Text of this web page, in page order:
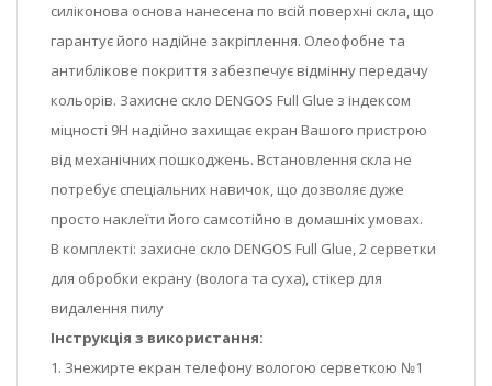
силіконова основа нанесена по всій поверхні скла, що
гарантує його надійне закріплення. Олеофобне та
антиблікове покриття забезпечує відмінну передачу
кольорів. Захисне скло DENGOS Full Glue з індексом
міцності 9Н надійно захищає екран Вашого пристрою
від механічних пошкоджень. Встановлення скла не
потребує спеціальних навичок, що дозволяє дуже
просто наклеїти його самсотійно в домашніх умовах.
В комплекті: захисне скло DENGOS Full Glue, 2 серветки
для обробки екрану (волога та суха), стікер для
видалення пилу
Інструкція з використання:
1. Знежирте екран телефону вологою серветкою №1